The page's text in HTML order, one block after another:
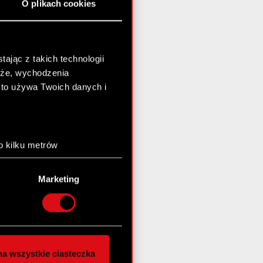
O plikach cookies
z takich technologii
wychodzenia
używa Twoich danych i
kilku metrów
(fingerprinting,
preferencje w
chwili.
i
innymi danymi
Marketing
wszystkie ciasteczka